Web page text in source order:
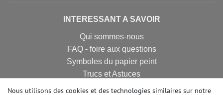
INTERESSANT A SAVOIR
Qui sommes-nous
FAQ - foire aux questions
Symboles du papier peint
Trucs et Astuces
Calculette papier peint
Nous utilisons des cookies et des technologies similaires sur notre